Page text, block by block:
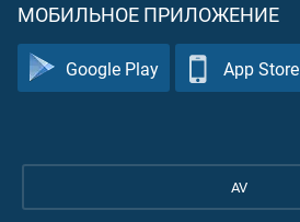
МОБИЛЬНОЕ ПРИЛОЖЕНИЕ
Google Play App Store
AV